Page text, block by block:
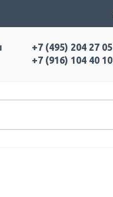
+7 (495) 204 27 05
+7 (916) 104 40 10